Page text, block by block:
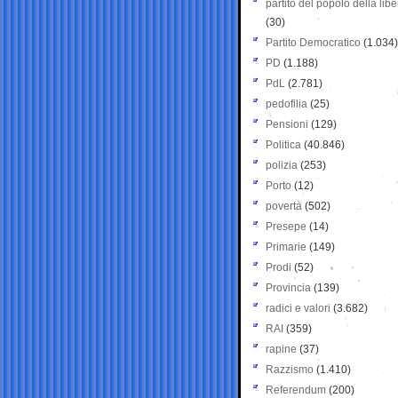
partito del popolo della
(30)
Partito Democratico (1.034)
PD (1.188)
PdL (2.781)
pedofilia (25)
Pensioni (129)
Politica (40.846)
polizia (253)
Porto (12)
povertà (502)
Presepe (14)
Primarie (149)
Prodi (52)
Provincia (139)
radici e valori (3.682)
RAI (359)
rapine (37)
Razzismo (1.410)
Referendum (200)